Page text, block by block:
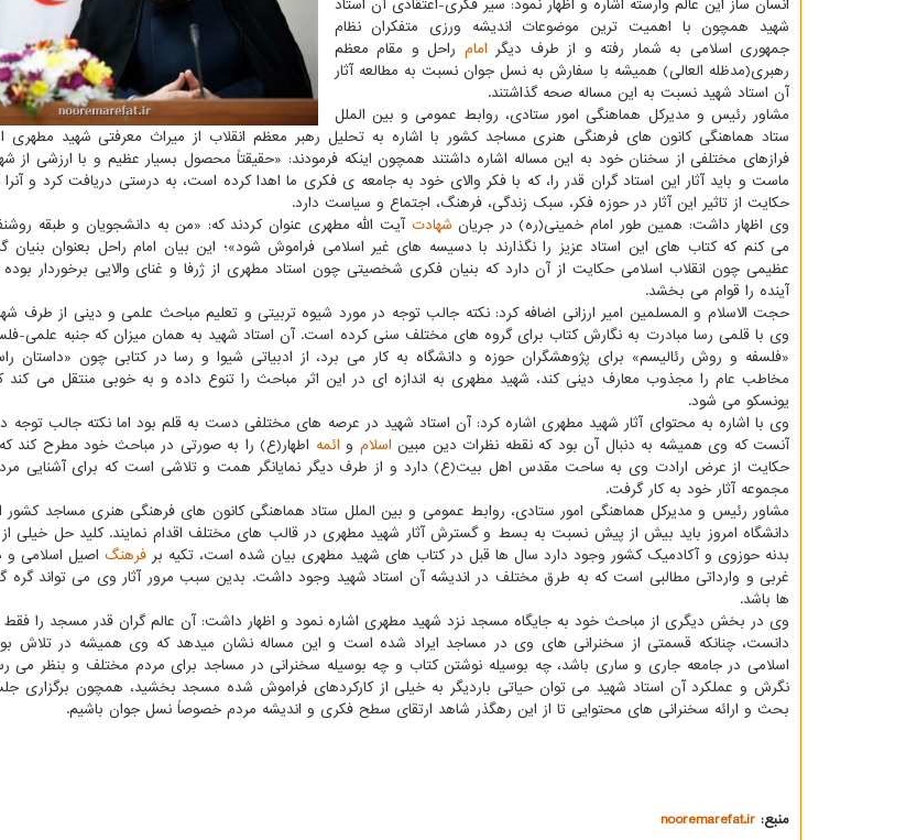
انسان ساز این عالم وارسته اشاره و اظهار نمود: سیر فکری-اعتقادی آن استاد
شهید همچون با اهمیت ترین موضوعات اندیشه ورزی متفکران نظام
جمهوری اسلامی به شمار رفته و از طرف دیگر امام راحل و مقام معظم
رهبری(مدظله العالی) همیشه با سفارش به نسل جوان نسبت به مطالعه آثار
آن استاد شهید نسبت به این مساله صحه گذاشتند.
مشاور رئیس و مدیرکل هماهنگی امور ستادی، روابط عمومی و بین الملل
ستاد هماهنگی کانون های فرهنگی هنری مساجد کشور با اشاره به تحلیل رهبر معظم انقلاب از میراث معرفتی شهید مطهری
فرازهای مختلفی از سخنان خود به این مساله اشاره داشتند همچون اینکه فرمودند: «حقیقتاً محصول بسیار عظیم و با ارزشی از
ماست و باید آثار این استاد گران قدر را، که با فکر والای خود به جامعه ی فکری ما اهدا کرده است، به درستی دریافت کرد و
حکایت از تاثیر این آثار در حوزه فکر، سبک زندگی، فرهنگ، اجتماع و سیاست دارد.
وی اظهار داشت: همین طور امام خمینی(ره) در جریان شهادت آیت الله مطهری عنوان کردند که: «من به دانشجویان و طبقه
می‏ کنم که کتاب های این استاد عزیز را نگذارند با دسیسه های غیر اسلامی فراموش شود»؛ این بیان امام راحل بعنوان
عظیمی چون انقلاب اسلامی حکایت از آن دارد که بنیان فکری شخصیتی چون استاد مطهری از ژرفا و غنای والایی برخوردار
آینده را قوام می بخشد.
حجت الاسلام و المسلمین امیر ارزانی اضافه کرد: نکته جالب توجه در مورد شیوه تربیتی و تعلیم مباحث علمی و دینی از طرف
وی با قلمی رسا مبادرت به نگارش کتاب برای گروه های مختلف سنی کرده است. آن استاد شهید به همان میزان که جنبه علمی-
«فلسفه و روش رئالیسم» برای پژوهشگران حوزه و دانشگاه به کار می برد، از ادبیاتی شیوا و رسا در کتابی چون «داستان
مخاطب عام را مجذوب معارف دینی کند، شهید مطهری به اندازه ای در این اثر مباحث را تنوع داده و به خوبی منتقل می کند
یونسکو می شود.
وی با اشاره به محتوای آثار شهید مطهری اشاره کرد: آن استاد شهید در عرصه های مختلفی دست به قلم بود اما نکته جالب توجه
آنست که وی همیشه به دنبال آن بود که نقطه نظرات دین مبین اسلام و ائمه اطهار(ع) را به صورتی در مباحث خود مطرح کند
حکایت از عرض ارادت وی به ساحت مقدس اهل بیت(ع) دارد و از طرف دیگر نمایانگر همت و تلاشی است که برای آشنایی
مجموعه آثار خود به کار گرفت.
مشاور رئیس و مدیرکل هماهنگی امور ستادی، روابط عمومی و بین الملل ستاد هماهنگی کانون های فرهنگی هنری مساجد کشور
دانشگاه امروز باید بیش از پیش نسبت به بسط و گسترش آثار شهید مطهری در قالب های مختلف اقدام نمایند. کلید حل خیلی از
بدنه حوزوی و آکادمیک کشور وجود دارد سال ها قبل در کتاب های شهید مطهری بیان شده است، تکیه بر فرهنگ اصیل اسلامی و
غربی و وارداتی مطالبی است که به طرق مختلف در اندیشه آن استاد شهید وجود داشت. بدین سبب مرور آثار وی می تواند
ها باشد.
وی در بخش دیگری از مباحث خود به جایگاه مسجد نزد شهید مطهری اشاره نمود و اظهار داشت: آن عالم گران قدر مسجد را فقط
دانست، چنانکه قسمتی از سخنرانی های وی در مساجد ایراد شده است و این مساله نشان میدهد که وی همیشه در تلاش
اسلامی در جامعه جاری و ساری باشد، چه بوسیله نوشتن کتاب و چه بوسیله سخنرانی در مساجد برای مردم مختلف و بنظر می
نگرش و عملکرد آن استاد شهید می توان حیاتی باردیگر به خیلی از کارکردهای فراموش شده مسجد بخشید، همچون برگزاری
بحث و ارائه سخنرانی های محتوایی تا از این رهگذر شاهد ارتقای سطح فکری و اندیشه مردم خصوصاً نسل جوان باشیم.
منبع: nooremarefat.ir